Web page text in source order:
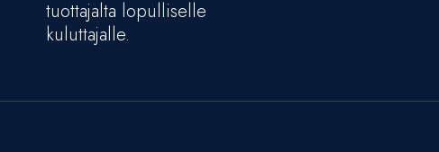
tuottajalta lopulliselle
kuluttajalle.